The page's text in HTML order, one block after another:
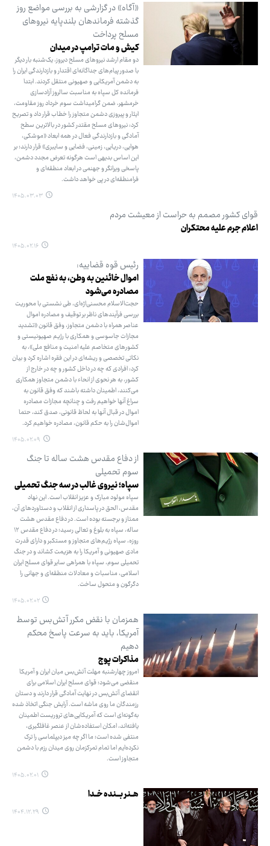
«آگاه» در گزارشی به بررسی مواضع روز
گذشته فرماندهان بلندپایه نیروهای
مسلح پرداخت
کیش و مات ترامپ در میدان
دو مقام ارشد نیروهای مسلح دیروز، یک‌شنبه بار دیگر
با صدور پیام‌های جداگانه‌ای اقتدار و بازدارندگی ایران را
به دشمن آمریکایی و صهیونی منتقل کردند. ابتدا
فرمانده کل سپاه به مناسبت سالروز آزادسازی
خرمشهر، ضمن گرامیداشت سوم خرداد روز مقاومت،
ایثار و پیروزی دشمن متجاوز را خطاب قرار داد و تصریح
کرد: نیروهای مسلح مقتدر کشور در بالاترین سطح
آمادگی و بازدارندگی فعال در همه ابعاد «موشکی،
هوایی، دریایی، زمینی، فضایی و سایبری» قرار دارند؛ بر
این اساس بدیهی است هرگونه تعرض مجدد دشمن،
پاسخی ویرانگر و جهنمی در ابعاد منطقه‌ای و
فرامنطقه‌ای در پی خواهد داشت.
۱۴۰۵.۰۳.۰۳
قوای کشور مصمم به حراست از معیشت مردم
اعلام جرم علیه محتکران
۱۴۰۵.۰۲.۱۶
رئیس قوه قضاییه:
اموال خائنین به وطن، به نفع ملت
مصادره می‌شود
حجت‌الاسلام محسنی‌اژه‌ای، طی نشستی با محوریت
بررسی فرآیندهای ناظر بر توقیف و مصادره اموال
عناصر همراه با دشمن متجاوز، وفق قانون «تشدید
مجازات جاسوسی و همکاری با رژیم صهیونیستی و
کشورهای متخاصم علیه امنیت و منافع ملی»، به
نکاتی تخصصی و ریشه‌ای در این فقره اشاره کرد و بیان
کرد: افرادی که چه در داخل کشور و چه در خارج از
کشور، به هر نحوی از انحاء با دشمن متجاوز همکاری
می‌کنند، اطمینان داشته باشند که وفق قانون به
سراغ آنها خواهیم رفت و چنانچه مجازات مصادره
اموال در قبال آنها به لحاظ قانونی، صدق کند، حتما
اموال‌شان را به حکم قانون، مصادره خواهیم کرد.
۱۴۰۵.۰۲.۰۹
از دفاع مقدس هشت ساله تا جنگ
سوم تحمیلی
سپاه؛ نیروی غالب در سه جنگ تحمیلی
سپاه مولود مبارک و عزیز انقلاب است. این نهاد
مقدس، الحق در پاسداری از انقلاب و دستاوردهای آن،
ممتاز و برجسته بوده است. در دفاع مقدس هشت
ساله، سپاه به بلوغ و تعالی رسید؛ در دفاع مقدس ۱۲
روزه، سپاه رژیم‌های متجاوز و مستکبر و دارای قدرت
مادی صهیونی و آمریکا را به هزیمت کشاند و در جنگ
تحمیلی سوم، سپاه با همراهی سایر قوای مسلح ایران
اسلامی، مناسبات و معادلات منطقه‌ای و جهانی را
دگرگون و متحول ساخت.
۱۴۰۵.۰۲.۰۲
همزمان با نقض مکرر آتش‌بس توسط
آمریکا، باید به سرعت پاسخ محکم
دهیم
مذاکرات پوچ
امروز چهارشنبه مهلت آتش‌بس میان ایران و آمریکا
منقضی می‌شود؛ قوای مسلح ایران اسلامی برای
انقضای آتش‌بس در نهایت آمادگی قرار دارند و دستان
رزمندگان ما روی ماشه است. آرایش جنگی اتخاذ شده
به‌گونه‌ای است که آمریکایی‌های تروریست اطمینان
یافته‌اند، امکان استفاده‌شان از عنصر غافلگیری،
منتفی شده است؛ ما اگر چه میز دیپلماسی را ترک
نکرده‌ایم اما تمام تمرکزمان روی میدان رزم با دشمن
متجاوز است.
۱۴۰۵.۰۲.۰۱
هــنر بـــنده خــدا
۱۴۰۴.۱۲.۲۹